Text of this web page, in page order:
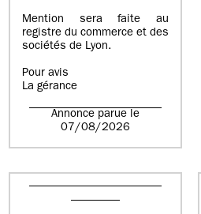
Mention sera faite au
registre du commerce et des
sociétés de Lyon.
Pour avis
La gérance
Annonce parue le
07/08/2026